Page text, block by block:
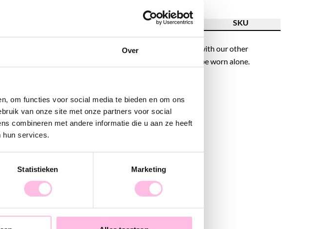
Over
om functies voor social media te bieden en om ons
van onze site met onze partners voor social
combineren met andere informatie die u aan ze heeft
hun services.
Statistieken Marketing
Features SKU
This flat "snake" necklace is perfect to combine with our other
necklaces. Of course this cool necklace can also be worn alone.
“Snake” necklace